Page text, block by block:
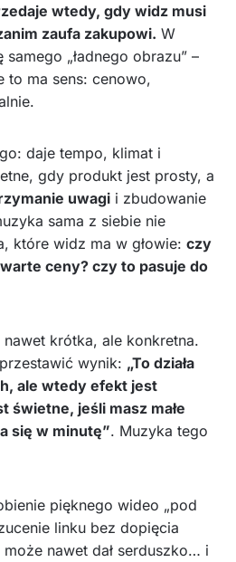
wtedy, gdy widz musi
zaufa zakupowi. W
„ładnego obrazu” –
to ma sens: cenowo,
daje tempo, klimat i
gdy produkt jest prosty, a
uwagi i zbudowanie
sama z siebie nie
które widz ma w głowie: czy
ceny? czy to pasuje do
krótka, ale konkretna.
wynik: „To działa
ale wtedy efekt jest
świetne, jeśli masz małe
się w minutę”. Muzyka tego
pięknego wideo „pod
linku bez dopięcia
może nawet dał serduszko… i